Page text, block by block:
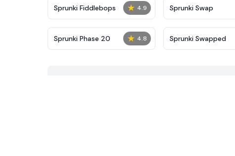
★ 4.9
Sprunki Fiddlebops Sprunki Swap
★ 4.8
Sprunki Phase 20 Sprunki Swapped